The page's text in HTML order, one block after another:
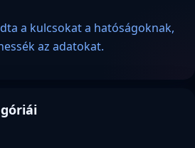
a kulcsokat a hatóságoknak,
az adatokat.